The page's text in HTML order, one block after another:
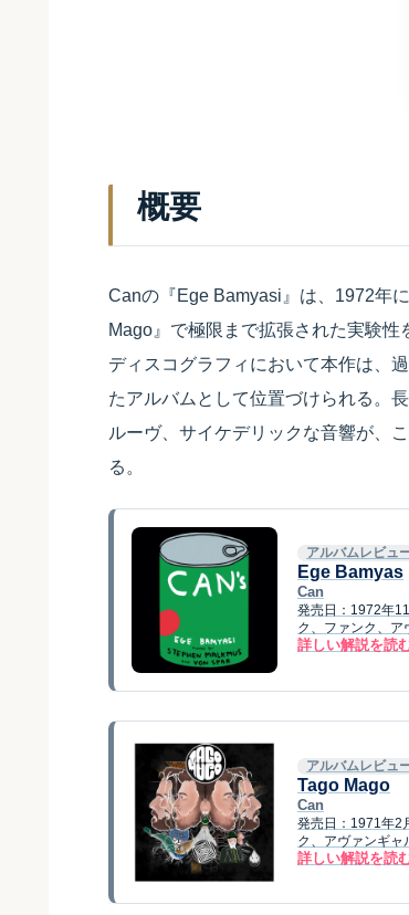
概要
Canの『Ege Bamyasi』は、1972年
Mago』で極限まで拡張された実験
ディスコグラフィにおいて本作は、
たアルバムとして位置づけられる。
ルーヴ、サイケデリックな音響が、
る。
アルバムレビュ
Ege Bamyas
Can
発売日：1972年
ク、ファンク、
詳しい解説を読
アルバムレビュ
Tago Mago
Can
発売日：1971年2
ク、アヴァンギャ
詳しい解説を読